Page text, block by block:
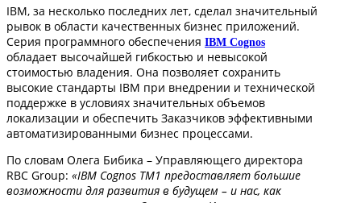
IBM, за несколько последних лет, сделал значительный
рывок в области качественных бизнес приложений.
Серия программного обеспечения IBM Cognos
обладает высочайшей гибкостью и невысокой
стоимостью владения. Она позволяет сохранить
высокие стандарты IBM при внедрении и технической
поддержке в условиях значительных объемов
локализации и обеспечить Заказчиков эффективными
автоматизированными бизнес процессами.
По словам Олега Бибика – Управляющего директора
RBC Group: «IBM Cognos TM1 предоставляет большие
возможности для развития в будущем – и нас, как